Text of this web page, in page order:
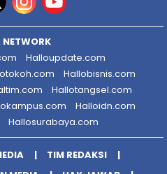
NETWORK
Halloupdate.com
Hallobisnis.com
Hallotangsel.com
Halloidn.com
Hallosurabaya.com
TIM REDAKSI